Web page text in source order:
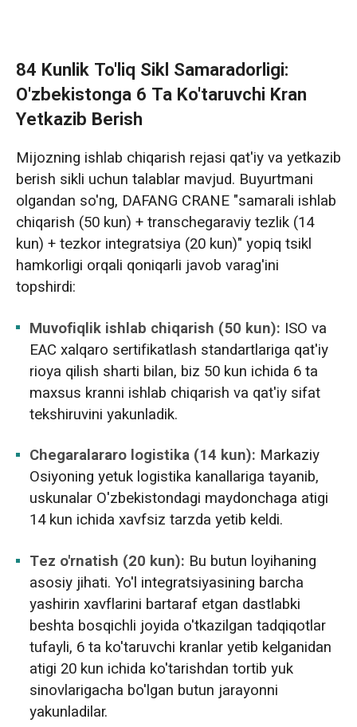
84 Kunlik To'liq Sikl Samaradorligi:
O'zbekistonga 6 Ta Ko'taruvchi Kran
Yetkazib Berish
Mijozning ishlab chiqarish rejasi qat'iy va yetkazib
berish sikli uchun talablar mavjud. Buyurtmani
olgandan so'ng, DAFANG CRANE "samarali ishlab
chiqarish (50 kun) + transchegaraviy tezlik (14
kun) + tezkor integratsiya (20 kun)" yopiq tsikl
hamkorligi orqali qoniqarli javob varag'ini
topshirdi:
Muvofiqlik ishlab chiqarish (50 kun): ISO va
EAC xalqaro sertifikatlash standartlariga qat'iy
rioya qilish sharti bilan, biz 50 kun ichida 6 ta
maxsus kranni ishlab chiqarish va qat'iy sifat
tekshiruvini yakunladik.
Chegaralararo logistika (14 kun): Markaziy
Osiyoning yetuk logistika kanallariga tayanib,
uskunalar O'zbekistondagi maydonchaga atigi
14 kun ichida xavfsiz tarzda yetib keldi.
Tez o'rnatish (20 kun): Bu butun loyihaning
asosiy jihati. Yo'l integratsiyasining barcha
yashirin xavflarini bartaraf etgan dastlabki
beshta bosqichli joyida o'tkazilgan tadqiqotlar
tufayli, 6 ta ko'taruvchi kranlar yetib kelganidan
atigi 20 kun ichida ko'tarishdan tortib yuk
sinovlarigacha bo'lgan butun jarayonni
yakunladilar.